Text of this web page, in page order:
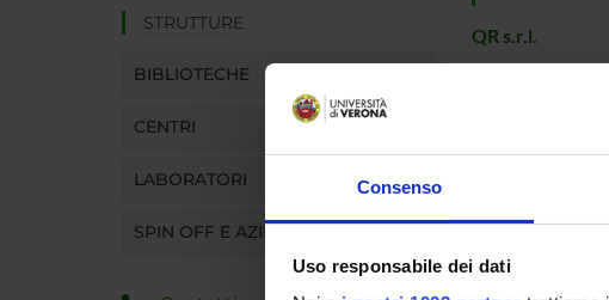
Consenso
Uso responsabile dei dati
STRUTTURE
BIBLIOTECHE
CENTRI
LABORATORI
SPIN OFF E AZIENDE
QR s.r.l.